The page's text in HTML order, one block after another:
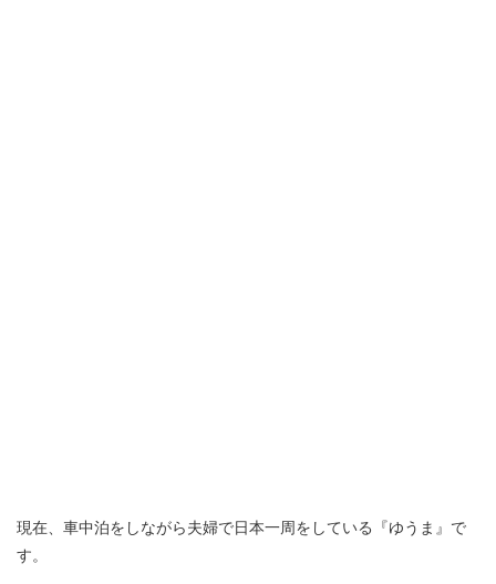
現在、車中泊をしながら夫婦で日本一周をしている『ゆうま』で
す。